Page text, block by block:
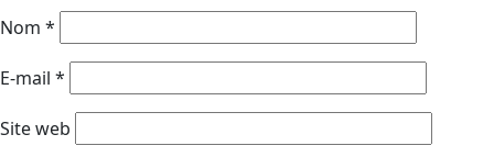
Nom *
E-mail *
Site web